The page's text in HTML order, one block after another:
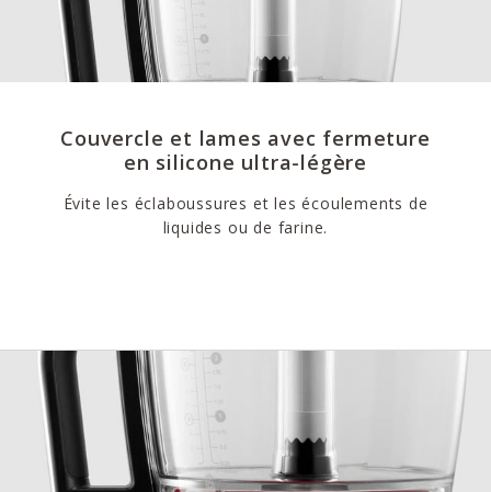
Couvercle et lames avec fermeture
en silicone ultra-légère
Évite les éclaboussures et les écoulements de
liquides ou de farine.